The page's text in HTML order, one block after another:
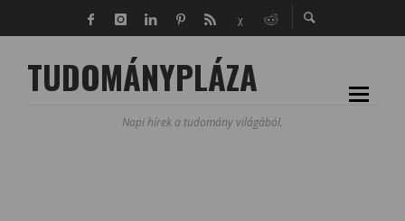
TUDOMÁNYPLÁZA
Napi hírek a tudomány világából.